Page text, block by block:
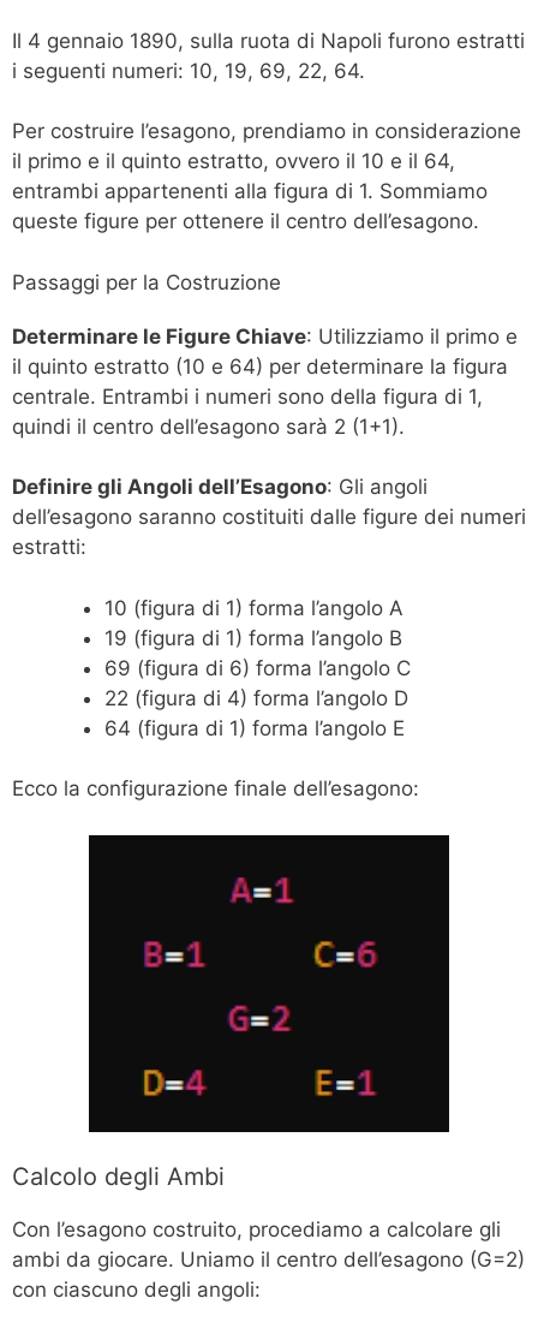
Il 4 gennaio 1890, sulla ruota di Napoli furono estratti
i seguenti numeri: 10, 19, 69, 22, 64.
Per costruire l’esagono, prendiamo in considerazione
il primo e il quinto estratto, ovvero il 10 e il 64,
entrambi appartenenti alla figura di 1. Sommiamo
queste figure per ottenere il centro dell’esagono.
Passaggi per la Costruzione
Determinare le Figure Chiave: Utilizziamo il primo e
il quinto estratto (10 e 64) per determinare la figura
centrale. Entrambi i numeri sono della figura di 1,
quindi il centro dell’esagono sarà 2 (1+1).
Definire gli Angoli dell’Esagono: Gli angoli
dell’esagono saranno costituiti dalle figure dei numeri
estratti:
10 (figura di 1) forma l’angolo A
19 (figura di 1) forma l’angolo B
69 (figura di 6) forma l’angolo C
22 (figura di 4) forma l’angolo D
64 (figura di 1) forma l’angolo E
Ecco la configurazione finale dell’esagono:
Calcolo degli Ambi
Con l’esagono costruito, procediamo a calcolare gli
ambi da giocare. Uniamo il centro dell’esagono (G=2)
con ciascuno degli angoli: